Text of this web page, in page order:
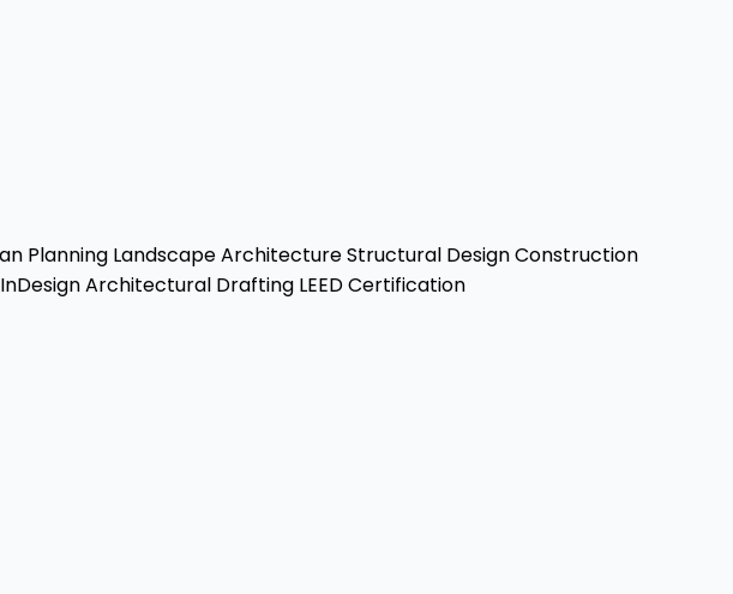
Planning Landscape ArchitectureStructural DesignConstruction
InDesignArchitectural Drafting LEED Certification